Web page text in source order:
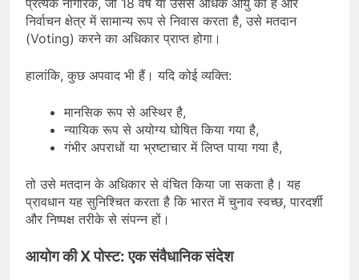
निर्वाचन क्षेत्र में सामान्य रूप से निवास करता है, उसे मतदान
(Voting) करने का अधिकार प्राप्त होगा।
हालांकि, कुछ अपवाद भी हैं। यदि कोई व्यक्ति:
मानसिक रूप से अस्थिर है,
न्यायिक रूप से अयोग्य घोषित किया गया है,
गंभीर अपराधों या भ्रष्टाचार में लिप्त पाया गया है,
तो उसे मतदान के अधिकार से वंचित किया जा सकता है। यह
प्रावधान यह सुनिश्चित करता है कि भारत में चुनाव स्वच्छ, पारदर्शी
और निष्पक्ष तरीके से संपन्न हों।
आयोग की X पोस्ट: एक संवैधानिक संदेश